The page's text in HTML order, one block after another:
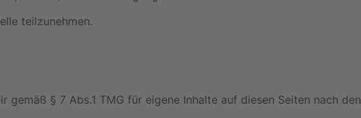
teilzunehmen.
gemäß § 7 Abs.1 TMG für eigene Inhalte auf diesen Seiten nach den